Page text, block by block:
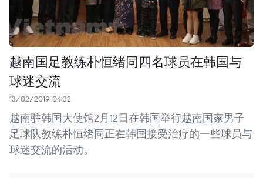
越南国足教练朴恒绪同四名球员在韩国与
球迷交流
13/02/2019 04:32
越南驻韩国大使馆2月12日在韩国举行越南国家男子
足球队教练朴恒绪同正在韩国接受治疗的一些球员与
球迷交流的活动。